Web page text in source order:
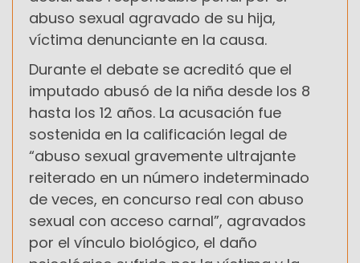
abuso sexual agravado de su hija,
víctima denunciante en la causa.
Durante el debate se acreditó que el
imputado abusó de la niña desde los 8
hasta los 12 años. La acusación fue
sostenida en la calificación legal de
“abuso sexual gravemente ultrajante
reiterado en un número indeterminado
de veces, en concurso real con abuso
sexual con acceso carnal”, agravados
por el vínculo biológico, el daño